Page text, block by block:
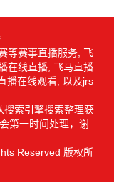
等赛事直播服务, 飞
在线直播, 飞马直播
播在线观看, 以及jrs
搜索引擎搜索整理获
第一时间处理，谢
Reserved 版权所